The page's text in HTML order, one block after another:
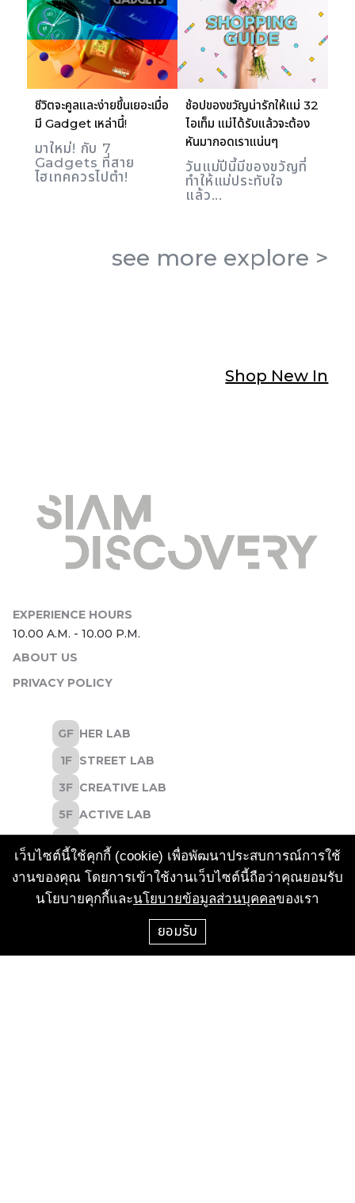
ชีวิตจะคูลและง่ายขึ้นเยอะเมื่อ
มี Gadget เหล่านี้!
มาใหม่! กับ 7
Gadgets ที่สาย
ไฮเทคควรไปตำ!
ช้อปของขวัญน่ารักให้แม่ 32
ไอเท็ม แม่ได้รับแล้วจะต้อง
หันมากอดเราแน่นๆ
วันแม่ปีนี้มีของขวัญที่
ทำให้แม่ประทับใจ
แล้ว...
see more explore >
Shop New In
เว็บไซต์นี้ใช้คุกกี้ (cookie) เพื่อพัฒนาประสบการณ์การใช้
งานของคุณ โดยการเข้าใช้งานเว็บไซต์นี้ถือว่าคุณยอมรับ
นโยบายคุกกี้และนโยบายข้อมูลส่วนบุคคลของเรา
ยอมรับ
ABOUT US
PRIVACY POLICY